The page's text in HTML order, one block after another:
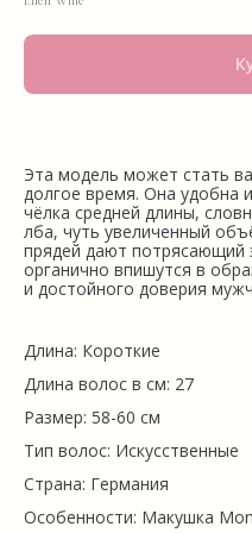
Эта модель может стать
долгое время. Она удобна
чёлка средней длины,
лба, чуть увеличенный
прядей дают потрясающий
органично впишутся в
и достойного доверия
Длина: Короткие
Длина волос в см: 27
Размер: 58-60 см
Тип волос: Искусственные
Страна: Германия
Особенности: Макушка